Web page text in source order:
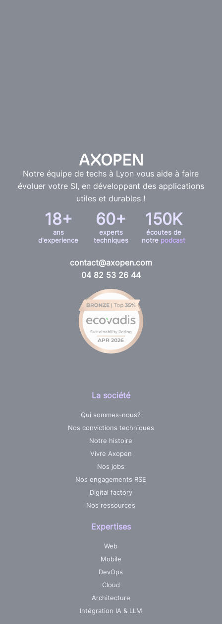
Notre équipe de techs à Lyon vous aide à faire
évoluer votre SI, en développant des applications
utiles et durables !
18+
ans
d'experience
60+
experts
techniques
150K
écoutes de
notre podcast
contact@axopen.com
04 82 53 26 44
La société
Qui sommes-nous?
Nos convictions techniques
Notre histoire
Vivre Axopen
Nos jobs
Nos engagements RSE
Digital factory
Nos ressources
Expertises
Web
Mobile
DevOps
Cloud
Architecture
Intégration IA & LLM